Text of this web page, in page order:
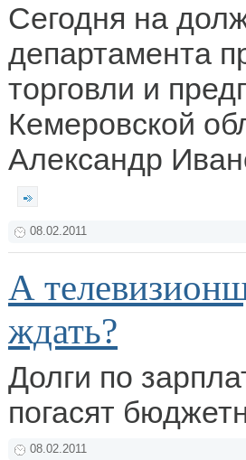
Сегодня на
департамента
торговли и
Кемеровской
Александр
08.02.2011
А
ждать?
Долги по
погасят
08.02.2011